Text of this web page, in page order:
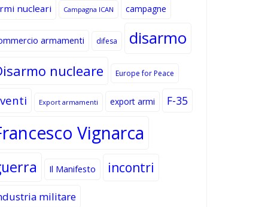
nucleari Campagna ICAN campagne
armamenti difesa disarmo
nucleare Europe for Peace
Export armamenti export armi F-35
Vignarca
Il Manifesto incontri
militare